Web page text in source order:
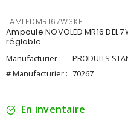
LAMLEDMR167W3KFL
Ampoule NOVOLED MR16 DEL
réglable
Manufacturier :
PRODUITS
# Manufacturier : 70267
En inventaire